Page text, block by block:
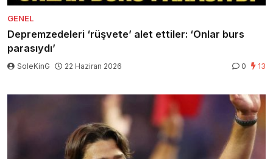
GENEL
Depremzedeleri ‘rüşvete’ alet ettiler: ‘Onlar burs
parasıydı’
SoleKinG 22 Haziran 2026 0 13